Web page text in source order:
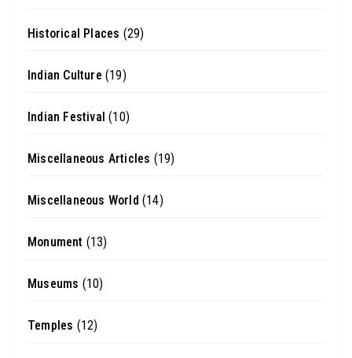
Historical Places (29)
Indian Culture (19)
Indian Festival (10)
Miscellaneous Articles (19)
Miscellaneous World (14)
Monument (13)
Museums (10)
Temples (12)